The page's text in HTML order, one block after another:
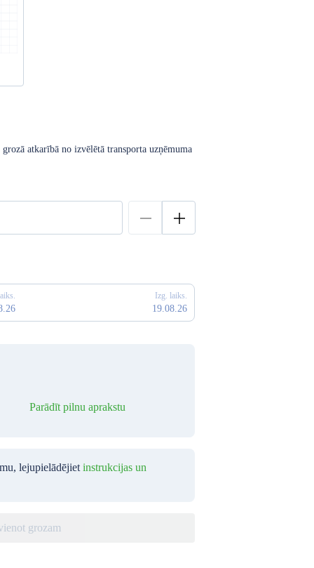
atkarībā no izvēlētā transporta uzņēmuma
Izg. laiks.
19.08.26
Parādīt pilnu aprakstu
lejupielādējiet instrukcijas un
grozam